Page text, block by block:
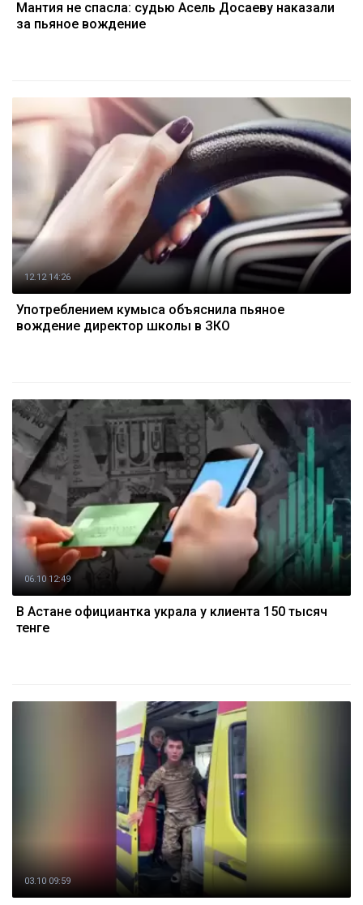
Мантия не спасла: судью Асель Досаеву наказали
за пьяное вождение
12.12 14:26
Употреблением кумыса объяснила пьяное
вождение директор школы в ЗКО
06.10 12:49
В Астане официантка украла у клиента 150 тысяч
тенге
03.10 09:59